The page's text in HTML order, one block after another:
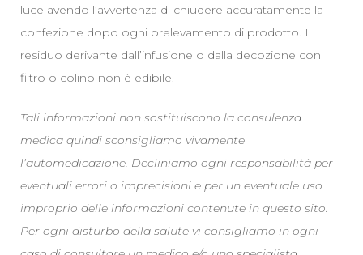
luce avendo l’avvertenza di chiudere accuratamente la
confezione dopo ogni prelevamento di prodotto. Il
residuo derivante dall’infusione o dalla decozione con
filtro o colino non è edibile.
Tali informazioni non sostituiscono la consulenza
medica quindi sconsigliamo vivamente
l’automedicazione. Decliniamo ogni responsabilità per
eventuali errori o imprecisioni e per un eventuale uso
improprio delle informazioni contenute in questo sito.
Per ogni disturbo della salute vi consigliamo in ogni